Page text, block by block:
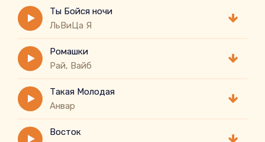
Я буду рядом с невидимым краем
Ты Бойся ночи
ЛьВиЦа Я
Ромашки
Рай, Вайб
Такая Молодая
Анвар
Восток